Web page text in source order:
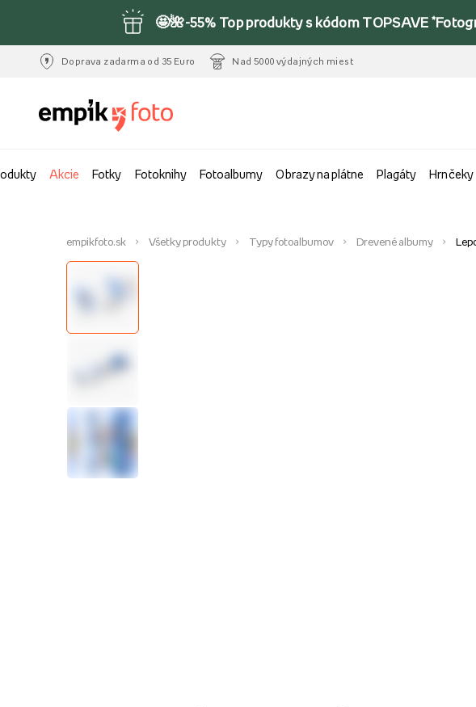
🤩🌺-55% Top produkty s kódom TOPSAVE
Doprava zadarma od 35 Euro Nad 5000 výdajných miest
Akcie Fotky Fotoknihy Fotoalbumy Obrazy na plátne Plagáty Hrnčeky
empikfoto.sk Všetky produkty Typy fotoalbumov Drevené albumy